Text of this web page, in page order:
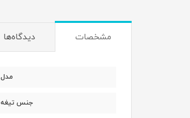
مشخصات دیدگاه‌ها
مدل
جنس تیغه